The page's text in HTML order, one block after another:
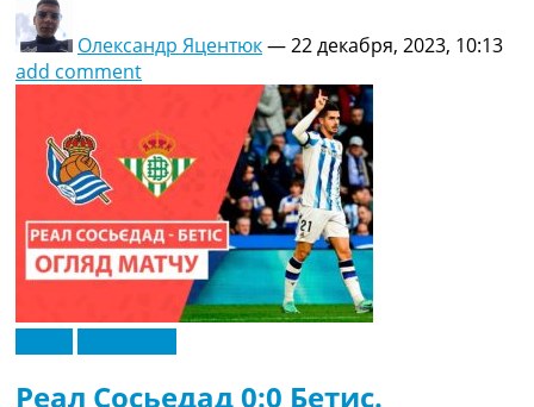
Олександр Яцентюк—22 декабря, 2023, 10:13
add comment
Реал Сосьедад 0:0 Бетис.